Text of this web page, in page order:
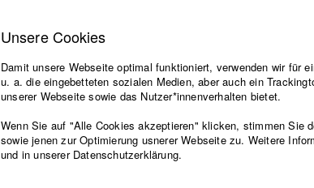
Lene Pottgießer
Abt. VI - Drehbuch
Unsere Cookies
Damit unsere Webseite optimal funktioniert, verwenden wir für
u. a. die eingebetteten sozialen Medien, aber auch ein
unserer Webseite sowie das Nutzer*innenverhalten bietet.
Wenn Sie auf "Alle Cookies akzeptieren" klicken, stimmen Sie
sowie jenen zur Optimierung usnerer Webseite zu. Weitere
und in unserer Datenschutzerklärung.